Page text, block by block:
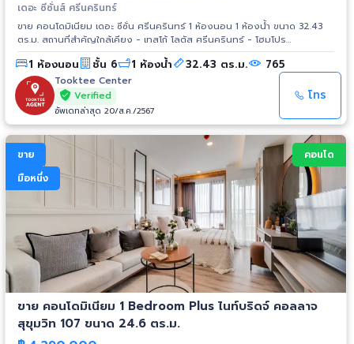
เดอะ ซีซั่นส์ ศรีนครินทร์
ขาย คอนโดมิเนียม เดอะ ซีซั่น ศรีนครินทร์ 1 ห้องนอน 1 ห้องน้ำ ขนาด 32.43
ตร.ม. สถานที่สำคัญใกล้เคียง - เทสโก้ โลตัส ศรีนครินทร์ - โฮมโปร
ศรีนครินทร์ - สถานีรถไฟฟ้า BTS แบริ่ง 8 กม.
1 ห้องนอน ชั้น 6 1 ห้องน้ำ 32.43 ตร.ม. 765
Tooktee Center
Verified
อัพเดทล่าสุด 20/ส.ค./2567
โทร
ขาย
มือหนึ่ง
คอนโด
ขาย คอนโดมิเนียม 1 Bedroom Plus ไนท์บริดจ์ คอลลาจ
สุขุมวิท 107 ขนาด 24.6 ตร.ม.